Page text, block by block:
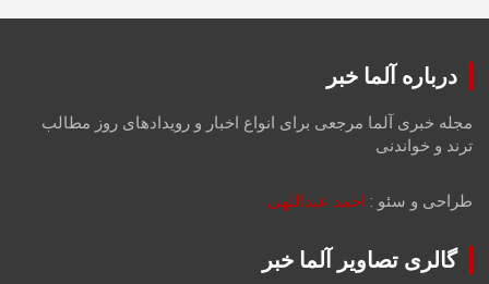
درباره آلما خبر
مجله خبری آلما مرجعی برای انواع اخبار و رویدادهای روز مطالب
ترند و خواندنی
طراحی و سئو : احمد عبداللهی
گالری تصاویر آلما خبر